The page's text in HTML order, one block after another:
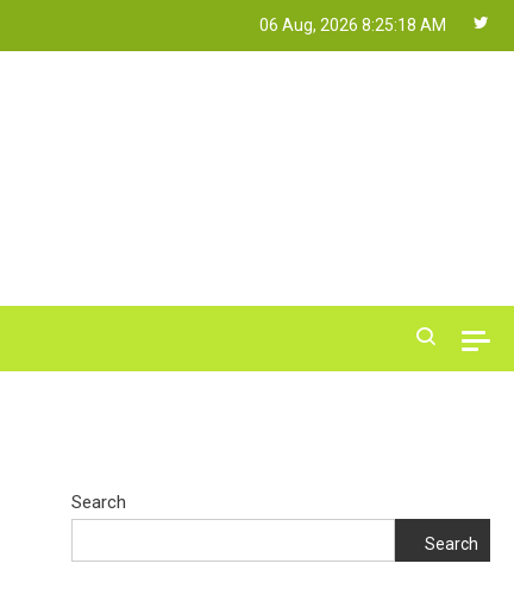
06 Aug, 2026 8:25:19 AM
Search
Search